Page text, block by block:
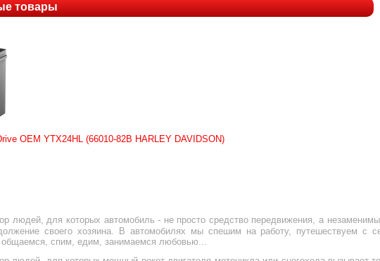
товары
OEM YTX24HL (66010-82B HARLEY DAVIDSON)
людей, для которых автомобиль - не просто средство передвижения, а
своего хозяина. В автомобилях мы спешим на работу, путешествуем
спим, едим, занимаемся любовью...